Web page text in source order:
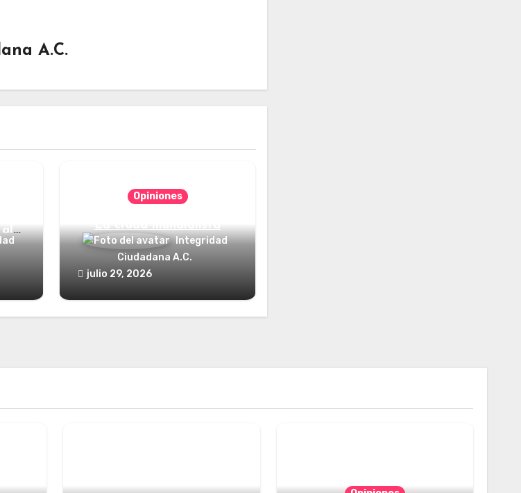
A.C.
al
Opiniones
La cruda mundialista
Integridad
Ciudadana A.C.
julio 29, 2026